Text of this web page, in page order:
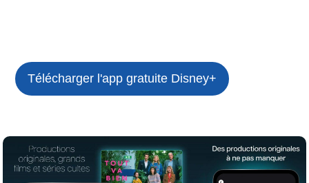
Télécharger l'app gratuite Disney+